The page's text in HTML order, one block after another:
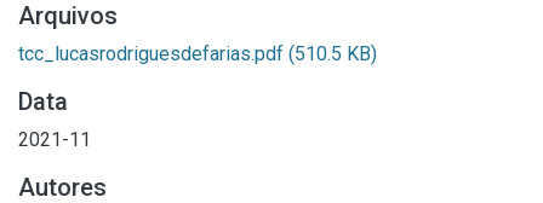
Arquivos
tcc_lucasrodriguesdefarias.pdf (510.5 KB)
Data
2021-11
Autores